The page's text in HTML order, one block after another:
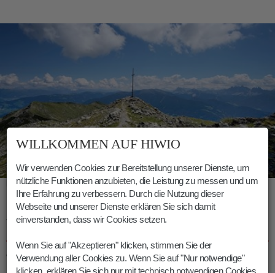
Der Königsanger wird von einem schlichten Holzkreuz geschmückt
ANMERKUNG WANDERUNG
Wer denAnstieg auf den Königsangerverkürzen möchte,
WILLKOMMEN AUF HIWIO
Wir verwenden Cookies zur Bereitstellung unserer Dienste, um
nützliche Funktionen anzubieten, die Leistung zu messen und um
Ihre Erfahrung zu verbessern. Durch die Nutzung dieser
Webseite und unserer Dienste erklären Sie sich damit
einverstanden, dass wir Cookies setzen.
Wenn Sie auf "Akzeptieren" klicken, stimmen Sie der
Verwendung aller Cookies zu. Wenn Sie auf "Nur notwendige"
klicken, erklären Sie sich nur mit technisch notwendigen Cookies